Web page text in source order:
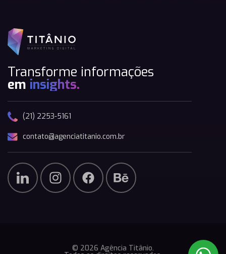
Transforme informações
em insights.
(21) 2253-5161
contato@agenciatitanio.com.br
© 2026 Agência Titânio.